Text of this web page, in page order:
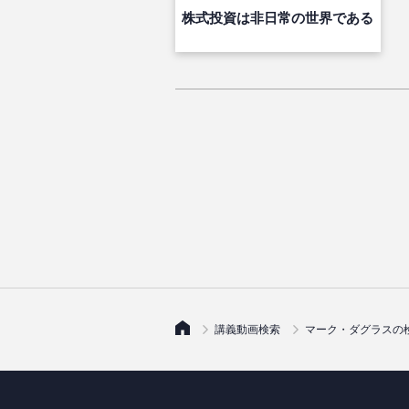
株式投資は非日常の世界である
講義動画検索 マーク・ダグラスの